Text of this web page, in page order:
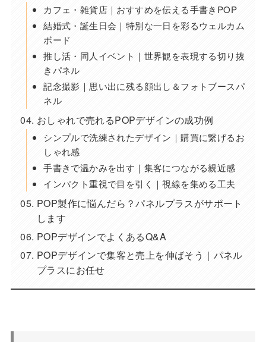
カフェ・雑貨店｜おすすめを伝える手書きPOP
結婚式・誕生日会｜特別な一日を彩るウェルカム
ボード
推し活・同人イベント｜世界観を表現する切り抜
きパネル
記念撮影｜思い出に残る顔出し＆フォトブースパ
ネル
おしゃれで売れるPOPデザインの成功例
シンプルで洗練されたデザイン｜購買に繋げるお
しゃれ感
手書きで温かみを出す｜集客につながる親近感
インパクト重視で目を引く｜視線を集める工夫
POP製作に悩んだら？パネルプラスがサポート
します
POPデザインでよくあるQ&A
POPデザインで集客と売上を伸ばそう｜パネル
プラスにお任せ